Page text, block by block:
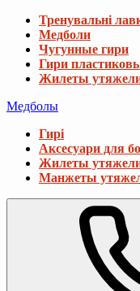
Тренувальні
Медболи
Чугунные гири
Гири
Жилеты
Медболы
Гирі
Аксесуари для
Жилеты
Манжеты